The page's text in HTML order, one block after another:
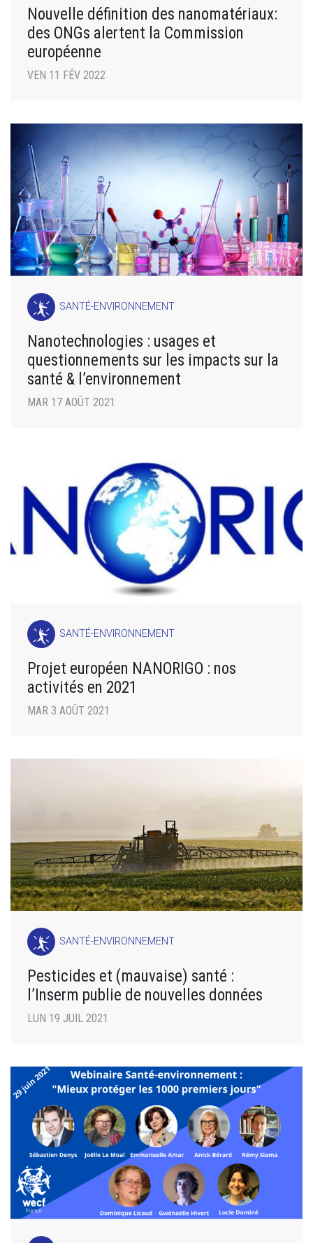
Nouvelle définition des nanomatériaux:
des ONGs alertent la Commission
européenne
VEN 11 FÉV 2022
SANTÉ-ENVIRONNEMENT
Nanotechnologies : usages et
questionnements sur les impacts sur la
santé & l’environnement
MAR 17 AOÛT 2021
SANTÉ-ENVIRONNEMENT
Projet européen NANORIGO : nos
activités en 2021
MAR 3 AOÛT 2021
SANTÉ-ENVIRONNEMENT
Pesticides et (mauvaise) santé :
l’Inserm publie de nouvelles données
LUN 19 JUIL 2021